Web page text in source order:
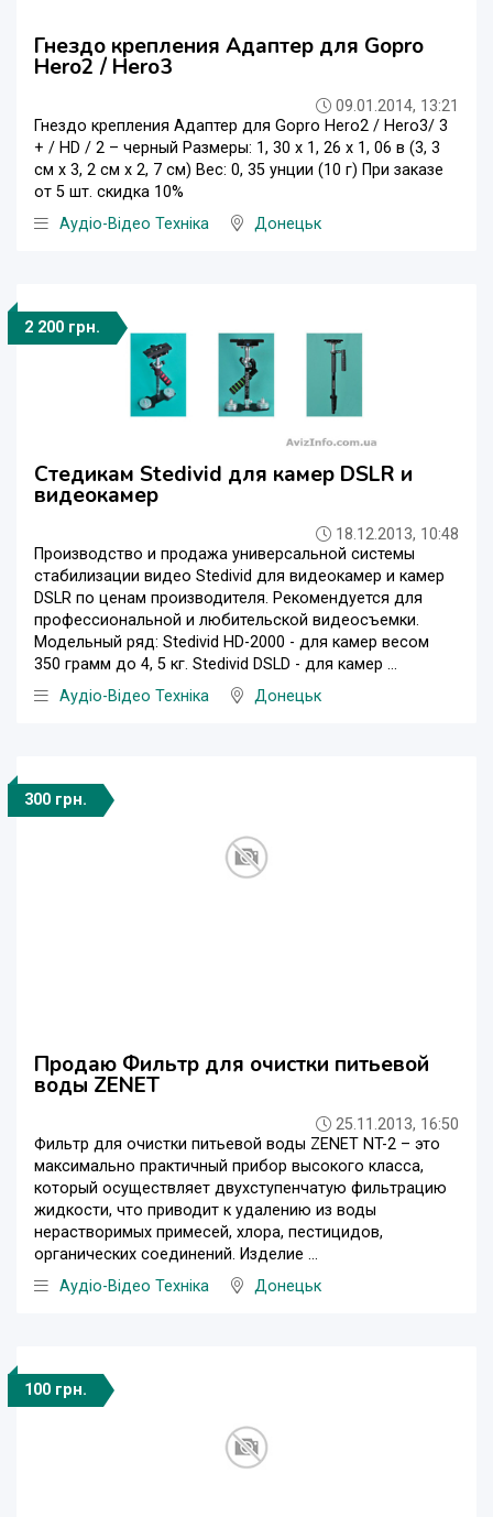
Гнездо крепления Адаптер для Gopro
Hero2 / Hero3
09.01.2014, 13:21
Гнездо крепления Адаптер для Gopro Hero2 / Hero3/ 3
+ / HD / 2 – черный Размеры: 1, 30 х 1, 26 х 1, 06 в (3, 3
см х 3, 2 см х 2, 7 см) Вес: 0, 35 унции (10 г) При заказе
от 5 шт. скидка 10%
Аудіо-Відео Техніка
Донецьк
2 200 грн.
Стедикам Stedivid для камер DSLR и
видеокамер
18.12.2013, 10:48
Производство и продажа универсальной системы
стабилизации видео Stedivid для видеокамер и камер
DSLR по ценам производителя. Рекомендуется для
профессиональной и любительской видеосъемки.
Модельный ряд: Stedivid HD-2000 - для камер весом
350 грамм до 4, 5 кг. Stedivid DSLD - для камер ...
Аудіо-Відео Техніка
Донецьк
300 грн.
Продаю Фильтр для очистки питьевой
воды ZENET
25.11.2013, 16:50
Фильтр для очистки питьевой воды ZENET NT-2 – это
максимально практичный прибор высокого класса,
который осуществляет двухступенчатую фильтрацию
жидкости, что приводит к удалению из воды
нерастворимых примесей, хлора, пестицидов,
органических соединений. Изделие ...
Аудіо-Відео Техніка
Донецьк
100 грн.